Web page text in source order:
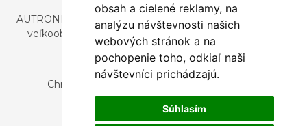
obsah a cielené reklamy, na
analýzu návštevnosti našich
webových stránok a na
pochopenie toho, odkiaľ naši
návštevníci prichádzajú.
Súhlasím
AUTRONIC, s.r.o. je spoločnosť zaoberajúca sa dovozom a
veľkoobchodným predajom dizajnového aj štýlového
nábytku a dekorácií.
Česká republika
Chrustenice 270, 267 12 Loděnice u Berouna
Slovensko
Nová 366, 032 02 Závažná Poruba